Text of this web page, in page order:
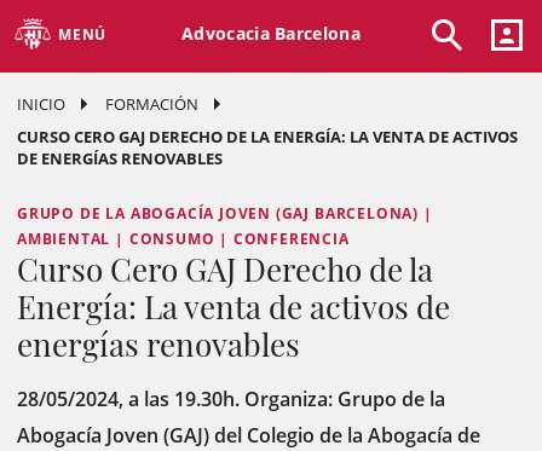
MENÚ Advocacia Barcelona
INICIO
FORMACIÓN
CURSO CERO GAJ DERECHO DE LA ENERGÍA: LA VENTA DE ACTIVOS
DE ENERGÍAS RENOVABLES
GRUPO DE LA ABOGACÍA JOVEN (GAJ BARCELONA) |
AMBIENTAL | CONSUMO | CONFERENCIA
Curso Cero GAJ Derecho de la
Energía: La venta de activos de
energías renovables
28/05/2024, a las 19.30h. Organiza: Grupo de la
Abogacía Joven (GAJ) del Colegio de la Abogacía de